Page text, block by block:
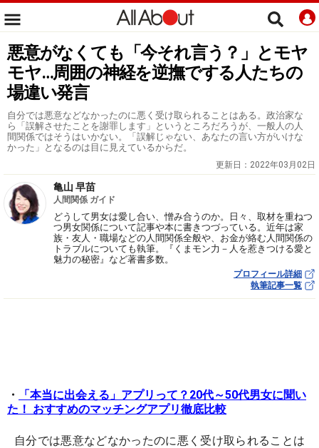
悪意がなくても「今それ言う？」とモヤ
モヤ…周囲の神経を逆撫でする人たちの
場違い発言
自分では悪意などなかったのに悪く受け取られることはある。政治家な
ら「誤解させたことを謝罪します」というところだろうが、一般人の人
間関係ではそうはいかない。「誤解じゃない、あなたの言い方がいけな
かった」となるのは目に見えているからだ。
更新日： 2022年03月02日
亀山 早苗
人間関係 ガイド
どうして男女は愛し合い、憎み合うのか。日々、取材を重ねつ
つ男女関係について記事や本に書きつづっている。近年は家
族・友人・職場などの人間関係全般や、お金が絡む人間関係の
トラブルについても執筆。『くまモン力－人を惹きつける愛と
魅力の秘密』など著書多数。
プロフィール詳細
執筆記事一覧
・
「本当に出会える」アプリって？20代～50代男女に聞い
た！ おすすめのマッチングアプリ徹底比較
自分では悪意などなかったのに悪く受け取られることは